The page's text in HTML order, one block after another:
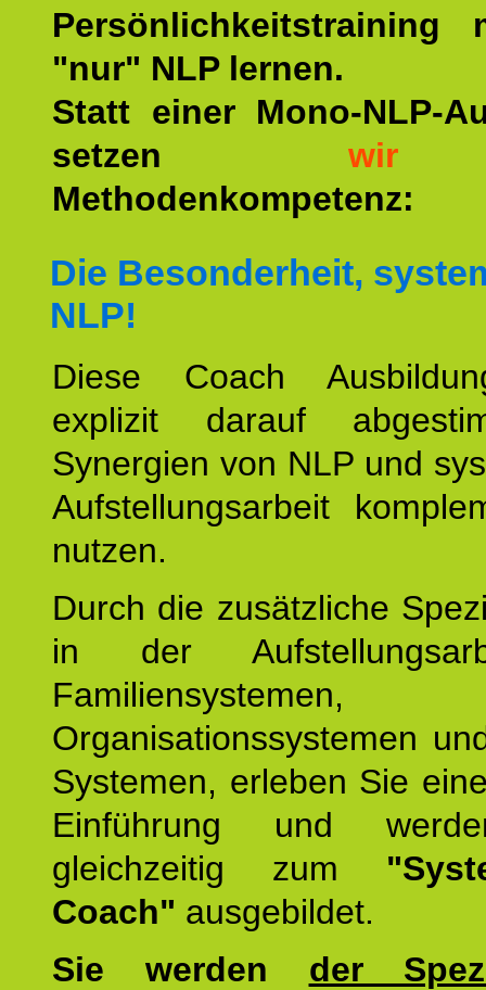
Persönlichkeitstraining
"nur" NLP lernen.
Statt einer Mono-NLP-
setzen wir
Methodenkompetenz:
Die Besonderheit,
NLP!
Diese Coach
explizit darauf
Synergien von NLP und
Aufstellungsarbeit
nutzen.
Durch die zusätzliche
in der
Familiensystemen,
Organisationssystemen
Systemen, erleben Sie
Einführung und
gleichzeitig zum
Coach" ausgebildet.
Sie werden der